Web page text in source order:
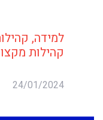
למידה,
קהילות
24/01/2024